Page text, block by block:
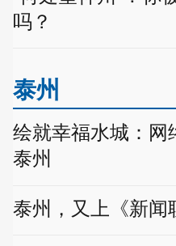
吗？
泰州
绘就幸福水城：网
泰州
泰州，又上《新闻